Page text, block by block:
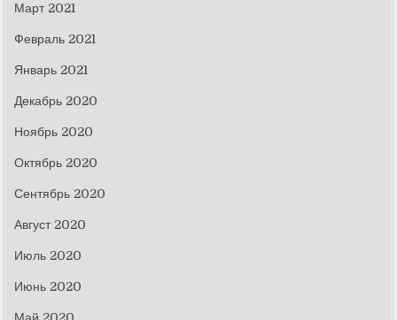
Март 2021
Февраль 2021
Январь 2021
Декабрь 2020
Ноябрь 2020
Октябрь 2020
Сентябрь 2020
Август 2020
Июль 2020
Июнь 2020